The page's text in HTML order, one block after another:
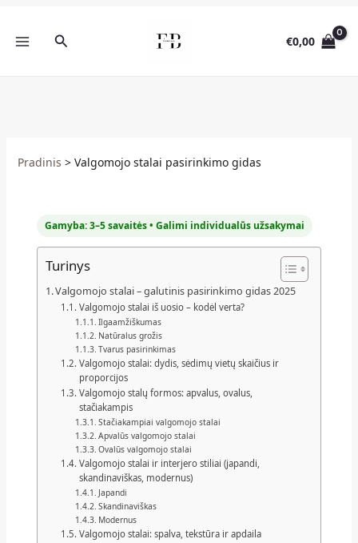
turinio
Paieška €0,00
Pradinis Valgomojo stalai pasirinkimo gidas
Gamyba: 3–5 savaitės • Galimi individualūs užsakymai
Turinys
Valgomojo stalai – galutinis pasirinkimo gidas 2025
Valgomojo stalai iš uosio – kodėl verta?
Ilgaamžiškumas
Natūralus grožis
Tvarus pasirinkimas
Valgomojo stalai: dydis, sėdimų vietų skaičius ir
proporcijos
Valgomojo stalų formos: apvalus, ovalus,
stačiakampis
Stačiakampiai valgomojo stalai
Apvalūs valgomojo stalai
Ovalūs valgomojo stalai
Valgomojo stalai ir interjero stiliai (japandi,
skandinaviškas, modernus)
Japandi
Skandinaviškas
Modernus
Valgomojo stalai: spalva, tekstūra ir apdaila